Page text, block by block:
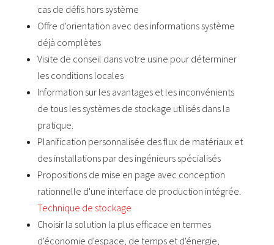
cas de défis hors système
Offre d'orientation avec des informations système
déjà complètes
Visite de conseil dans votre usine pour déterminer
les conditions locales
Information sur les avantages et les inconvénients
de tous les systèmes de stockage utilisés dans la
pratique.
Planification personnalisée des flux de matériaux et
des installations par des ingénieurs spécialisés
Propositions de mise en page avec conception
rationnelle d'une interface de production intégrée.
Technique de stockage
Choisir la solution la plus efficace en termes
d'économie d'espace, de temps et d'énergie,